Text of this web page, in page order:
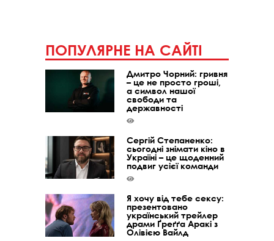
ПОПУЛЯРНЕ НА САЙТІ
Дмитро Чорний: гривня
– це не просто гроші,
а символ нашої
свободи та
державності
Сергій Степаненко:
сьогодні знімати кіно в
Україні – це щоденний
подвиг усієї команди
Я хочу від тебе сексу:
презентовано
український трейлер
драми Ґреґґа Аракі з
Олівією Вайлд